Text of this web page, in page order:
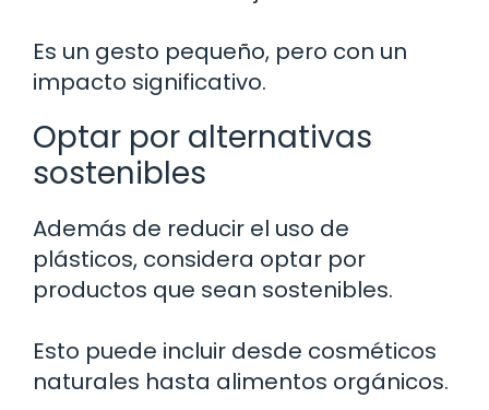
Es un gesto pequeño, pero con un
impacto significativo.
Optar por alternativas
sostenibles
Además de reducir el uso de
plásticos, considera optar por
productos que sean sostenibles.
Esto puede incluir desde cosméticos
naturales hasta alimentos orgánicos.